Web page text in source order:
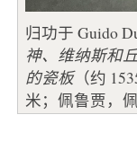
归功于 Guido
神、维纳斯和
的瓷板（约
米；佩鲁贾，